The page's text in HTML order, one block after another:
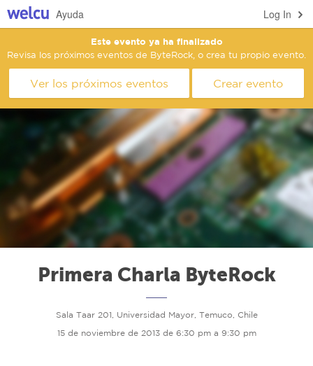
Log In
Ayuda
Este evento ya ha finalizado
Revisa los próximos eventos de ByteRock, o crea tu propio evento.
Ver los próximos eventos Crear evento
Primera Charla ByteRock
Sala Taar 201, Universidad Mayor, Temuco, Chile
15 de noviembre de 2013 de 6:30 pm a 9:30 pm